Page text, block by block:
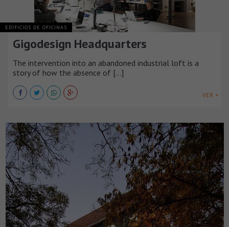
EDIFICIOS DE OFICINAS
Gigodesign Headquarters
The intervention into an abandoned industrial loft is a
story of how the absence of [...]
VER +